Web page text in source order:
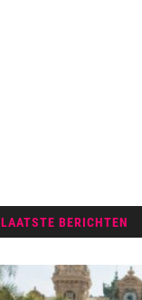
LAATSTE BERICHTEN